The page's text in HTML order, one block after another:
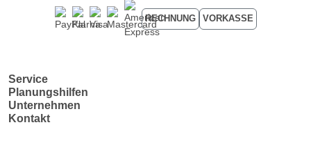
RECHNUNG VORKASSE
Service
Planungshilfen
Unternehmen
Kontakt